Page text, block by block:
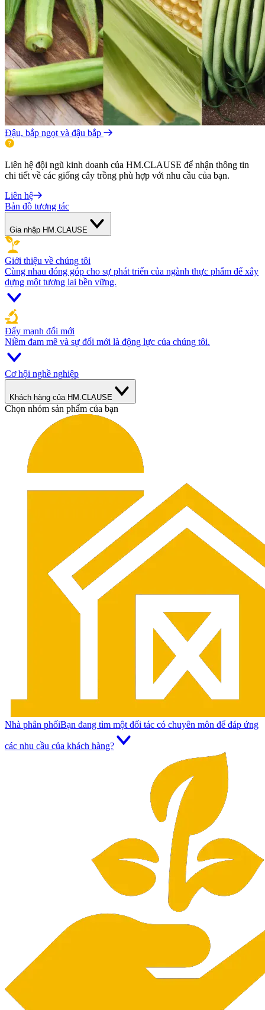
Đậu, bắp ngọt và đậu bắp
Liên hệ đội ngũ kinh doanh của HM.CLAUSE để nhận thông tin
chi tiết về các giống cây trồng phù hợp với nhu cầu của bạn.
Liên hệ
Bản đồ tương tác
Gia nhập HM.CLAUSE
Giới thiệu về chúng tôi
Cùng nhau đóng góp cho sự phát triển của ngành thực phẩm để xây
dựng một tương lai bền vững.
Đẩy mạnh đổi mới
Niềm đam mê và sự đổi mới là động lực của chúng tôi.
Cơ hội nghề nghiệp
Khách hàng của HM.CLAUSE
Chọn nhóm sản phẩm của bạn
Nhà phân phốiBạn đang tìm một đối tác có chuyên môn để đáp ứng
các nhu cầu của khách hàng?